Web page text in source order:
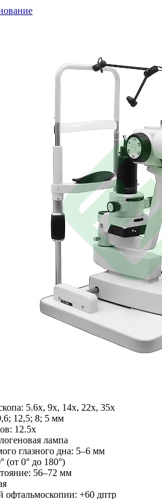
5.6x, 9x, 14x, 22x, 35x
12,5; 8; 5 мм
12.5x
лампа
глазного дна: 5–6 мм
(от 0° до 180°)
56–72 мм
офтальмоскопии: +60 дптр